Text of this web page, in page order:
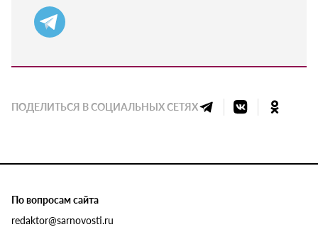
ПОДЕЛИТЬСЯ В СОЦИАЛЬНЫХ СЕТЯХ
По вопросам сайта
redaktor@sarnovosti.ru